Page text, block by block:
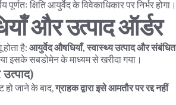
पूर्णतः क्षिति आयुर्वेद के विवेकाधिकार पर निर्भर होगा।
और उत्पाद ऑर्डर
है: आयुर्वेद औषधियाँ, स्वास्थ्य उत्पाद और संबंधित
सबडोमेन के माध्यम से खरीदा गया।
हो जाने के बाद, ग्राहक द्वारा इसे आमतौर पर रद्द नहीं